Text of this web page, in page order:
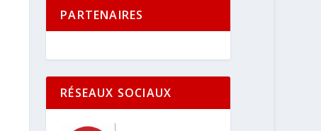
PARTENAIRES
RÉSEAUX SOCIAUX